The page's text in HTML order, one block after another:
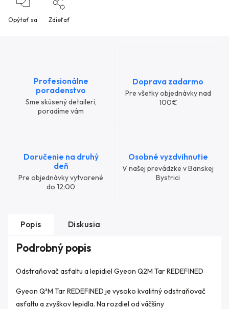
Opýtať sa Zdieľať
Profesionálne
poradenstvo
Sme skúsený detaileri,
poradíme vám
Doprava zadarmo
Pre všetky objednávky nad
100€
Doručenie na druhý
deň
Pre objednávky vytvorené
do 12:00
Osobné vyzdvihnutie
V našej prevádzke v Banskej
Bystrici
Popis Diskusia
Podrobný popis
Odstraňovač asfaltu a lepidiel Gyeon Q2M Tar REDEFINED
Gyeon Q²M Tar REDEFINED je vysoko kvalitný odstraňovač
asfaltu a zvyškov lepidla. Na rozdiel od väčšiny